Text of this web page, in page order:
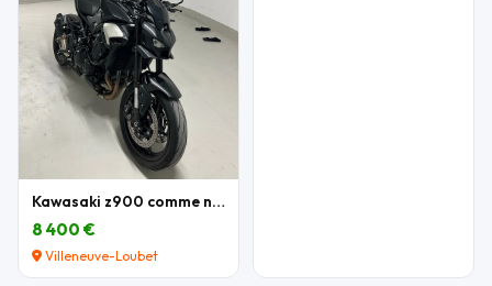
Kawasaki z900 comme neuve
8 400 €
Villeneuve-Loubet